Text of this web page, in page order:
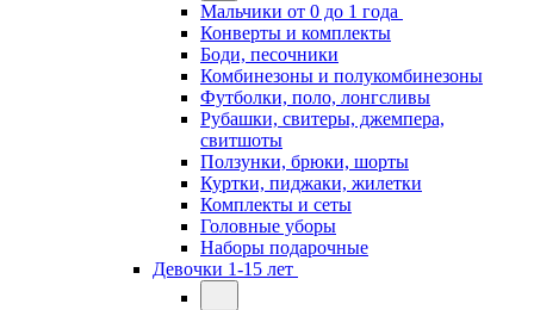
Мальчики от 0 до 1 года
Конверты и комплекты
Боди, песочники
Комбинезоны и полукомбинезоны
Футболки, поло, лонгсливы
Рубашки, свитеры, джемпера,
свитшоты
Ползунки, брюки, шорты
Куртки, пиджаки, жилетки
Комплекты и сеты
Головные уборы
Наборы подарочные
Девочки 1-15 лет